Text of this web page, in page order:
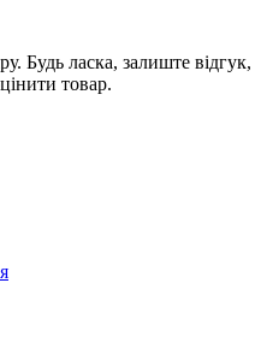
Будь ласка, залиште відгук,
товар.